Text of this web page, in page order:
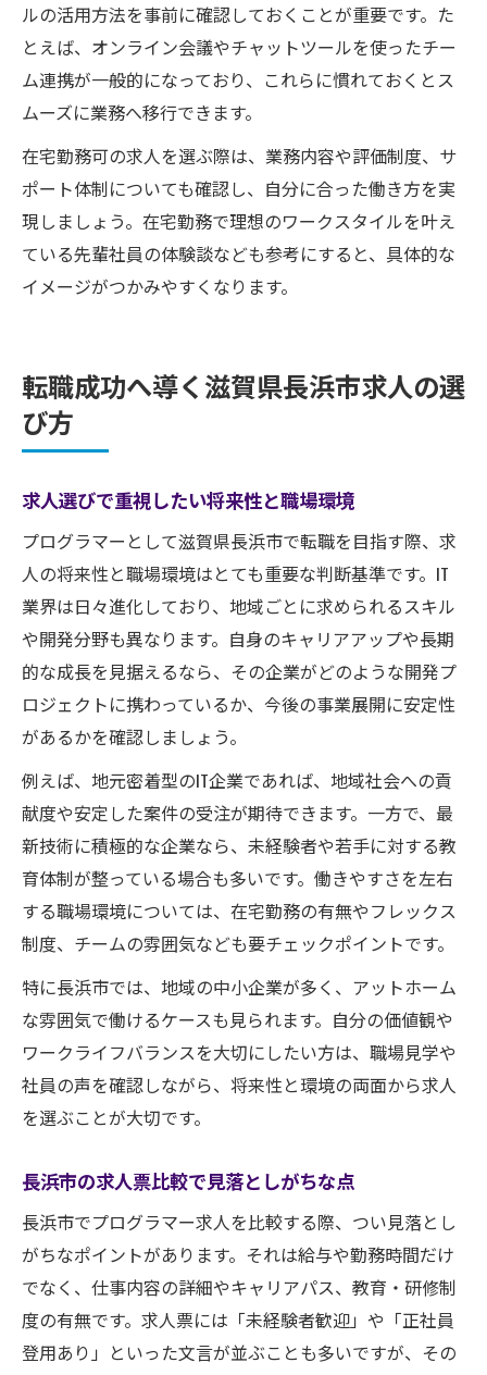
ルの活用方法を事前に確認しておくことが重要です。た
とえば、オンライン会議やチャットツールを使ったチー
ム連携が一般的になっており、これらに慣れておくとス
ムーズに業務へ移行できます。
在宅勤務可の求人を選ぶ際は、業務内容や評価制度、サ
ポート体制についても確認し、自分に合った働き方を実
現しましょう。在宅勤務で理想のワークスタイルを叶え
ている先輩社員の体験談なども参考にすると、具体的な
イメージがつかみやすくなります。
転職成功へ導く滋賀県長浜市求人の選
び方
求人選びで重視したい将来性と職場環境
プログラマーとして滋賀県長浜市で転職を目指す際、求
人の将来性と職場環境はとても重要な判断基準です。IT
業界は日々進化しており、地域ごとに求められるスキル
や開発分野も異なります。自身のキャリアアップや長期
的な成長を見据えるなら、その企業がどのような開発プ
ロジェクトに携わっているか、今後の事業展開に安定性
があるかを確認しましょう。
例えば、地元密着型のIT企業であれば、地域社会への貢
献度や安定した案件の受注が期待できます。一方で、最
新技術に積極的な企業なら、未経験者や若手に対する教
育体制が整っている場合も多いです。働きやすさを左右
する職場環境については、在宅勤務の有無やフレックス
制度、チームの雰囲気なども要チェックポイントです。
特に長浜市では、地域の中小企業が多く、アットホーム
な雰囲気で働けるケースも見られます。自分の価値観や
ワークライフバランスを大切にしたい方は、職場見学や
社員の声を確認しながら、将来性と環境の両面から求人
を選ぶことが大切です。
長浜市の求人票比較で見落としがちな点
長浜市でプログラマー求人を比較する際、つい見落とし
がちなポイントがあります。それは給与や勤務時間だけ
でなく、仕事内容の詳細やキャリアパス、教育・研修制
度の有無です。求人票には「未経験者歓迎」や「正社員
登用あり」といった文言が並ぶことも多いですが、その